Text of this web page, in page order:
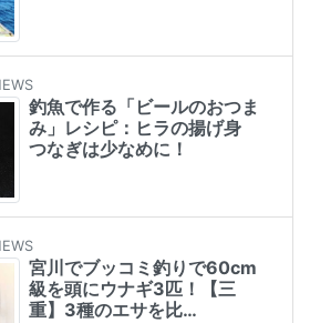
釣魚で作る「ビールのおつま
み」レシピ：ヒラの揚げ身
つなぎは少なめに！
宮川でブッコミ釣りで60cm
級を頭にウナギ3匹！【三
重】3種のエサを比…